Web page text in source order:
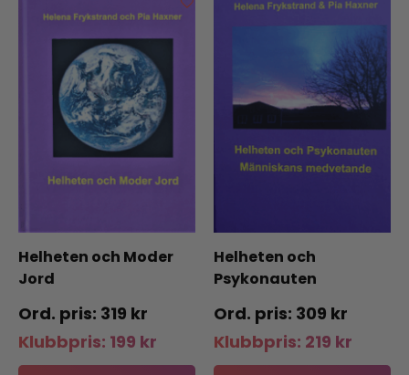
Helheten och Moder
Jord
319 kr
Klubbpris: 199 kr
Helheten och
Psykonauten
309 kr
Klubbpris: 219 kr